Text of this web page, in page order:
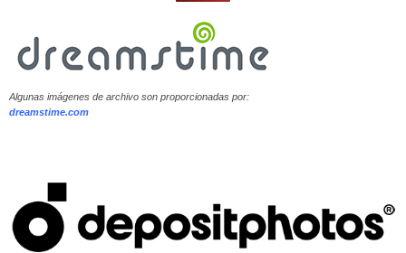
Algunas imágenes de archivo son proporcionadas por:
dreamstime.com